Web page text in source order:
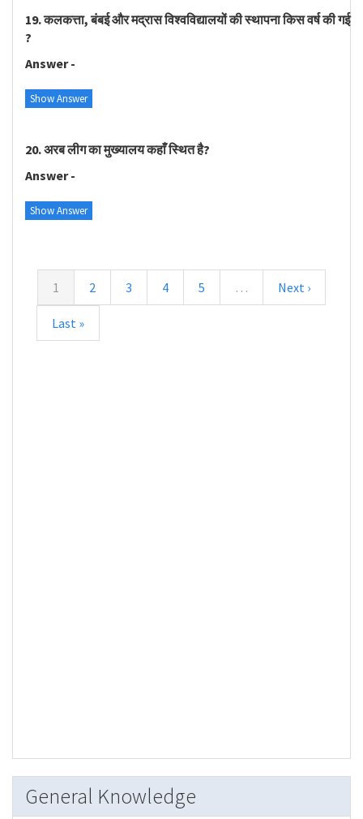
19. कलकत्ता, बंबई और मद्रास विश्वविद्यालयों की स्थापना किस वर्ष की गई
?
Answer -
Show Answer
20. अरब लीग का मुख्यालय कहाँ स्थित है?
Answer -
Show Answer
1 2 3 4 5 … Next ›
Last »
General Knowledge